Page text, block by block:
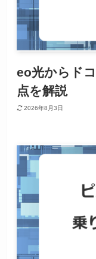
eo光からド
点を解説
2026年8月3日